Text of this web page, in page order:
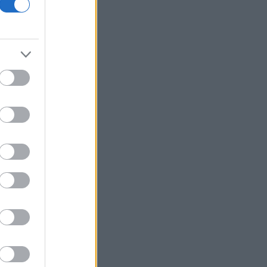
Η Μόσχα καταδικάζει την απόφαση
της Γαλλίας να απελάσει Ρωσίδα
δημοσιογράφο
Η OpenAI ζητά απόρριψη της αγωγής
μυστικών
«bubble tea» Gong Cha - Στα 635 εκατ.
δολ. το deal
Σε εξέλιξη πυρκαγιά στην Αγία Μαρίνα
Ηλείας - Επιχειρούν ισχυρές επίγειες
ΟΠΕΚΑ: Αύριο η δεύτερη πληρωμή των
δικαιούχων του Λογαριασμού